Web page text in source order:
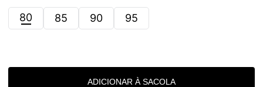
80 85 90 95
ADICIONAR À SACOLA